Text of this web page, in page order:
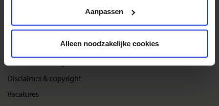
Aanpassen
Alleen noodzakelijke cookies
Bel, mail of chat met ons
Disclaimer & copyright
Vacatures